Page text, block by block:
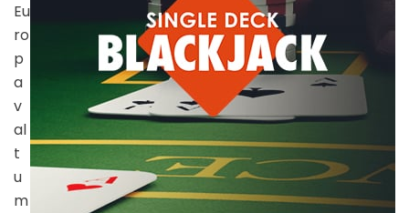
Eu
ro
p
a
v
al
t
u
m